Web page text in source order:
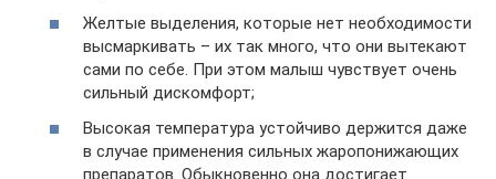
Желтые выделения, которые нет необходимости
высмаркивать – их так много, что они вытекают
сами по себе. При этом малыш чувствует очень
сильный дискомфорт;
Высокая температура устойчиво держится даже
в случае применения сильных жаропонижающих
препаратов. Обыкновенно она достигает